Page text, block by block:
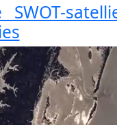
SWOT-